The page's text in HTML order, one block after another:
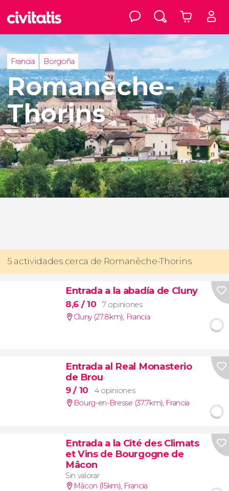
Francia Borgoña
Romanèche-
Thorins
5 actividades cerca de Romanèche-Thorins
Entrada a la abadía de Cluny
8,6 / 10
7 opiniones
Cluny (27.8km) Francia
Entrada al Real Monasterio
de Brou
9/ 10
4 opiniones
Bourg-en-Bresse (37.7km), Francia
Entrada a la Cité des Climats
et Vins de Bourgogne de
Mâcon
Sin valorar
Mâcon (15km), Francia